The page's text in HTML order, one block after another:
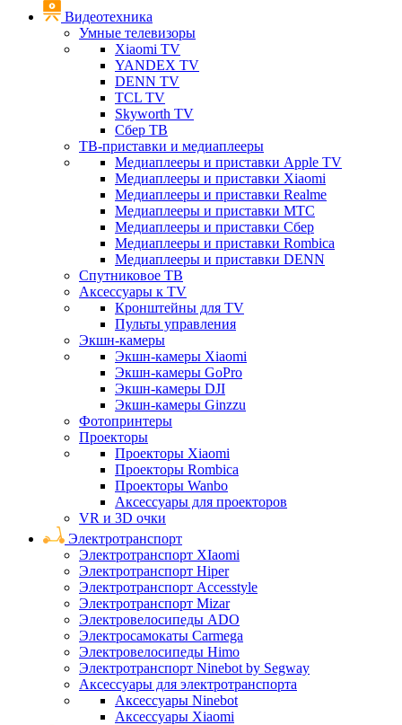
Видеотехника
Умные телевизоры
Xiaomi TV
YANDEX TV
DENN TV
TCL TV
Skyworth TV
Сбер ТВ
ТВ-приставки и медиаплееры
Медиаплееры и приставки Apple TV
Медиаплееры и приставки Xiaomi
Медиаплееры и приставки Realme
Медиаплееры и приставки МТС
Медиаплееры и приставки Сбер
Медиаплееры и приставки Rombica
Медиаплееры и приставки DENN
Спутниковое ТВ
Аксессуары к TV
Кронштейны для TV
Пульты управления
Экшн-камеры
Экшн-камеры Xiaomi
Экшн-камеры GoPro
Экшн-камеры DJI
Экшн-камеры Ginzzu
Фотопринтеры
Проекторы
Проекторы Xiaomi
Проекторы Rombica
Проекторы Wanbo
Аксессуары для проекторов
VR и 3D очки
Электротранспорт
Электротранспорт XIaomi
Электротранспорт Hiper
Электротранспорт Accesstyle
Электротранспорт Mizar
Электровелосипеды ADO
Электросамокаты Carmega
Электровелосипеды Himo
Электротранспорт Ninebot by Segway
Аксессуары для электротранспорта
Аксессуары Ninebot
Аксессуары Xiaomi